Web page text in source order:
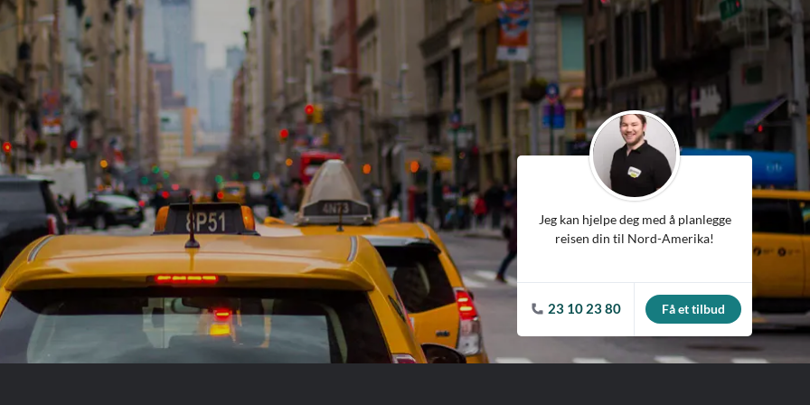
VIVA Cruises
Jeg kan hjelpe deg med å planlegge
reisen din til Nord-Amerika!
23 10 23 80 Få et tilbud